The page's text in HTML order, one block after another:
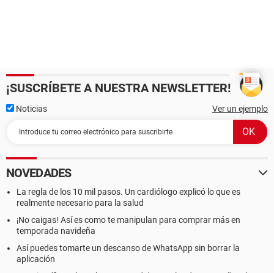
¡SUSCRÍBETE A NUESTRA NEWSLETTER!
Noticias Ver un ejemplo
NOVEDADES
La regla de los 10 mil pasos. Un cardiólogo explicó lo que es
realmente necesario para la salud
¡No caigas! Así es como te manipulan para comprar más en
temporada navideña
Así puedes tomarte un descanso de WhatsApp sin borrar la
aplicación